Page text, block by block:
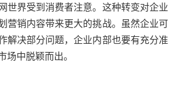
世界受到消费者注意。这种转变对企业
营销内容带来更大的挑战。虽然企业可
解决部分问题，企业内部也要有充分准
场中脱颖而出。